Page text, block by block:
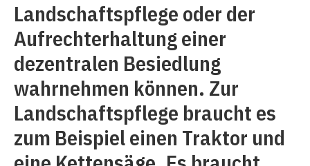
Landschaftspflege oder der
Aufrechterhaltung einer
dezentralen Besiedlung
wahrnehmen können. Zur
Landschaftspflege braucht es
zum Beispiel einen Traktor und